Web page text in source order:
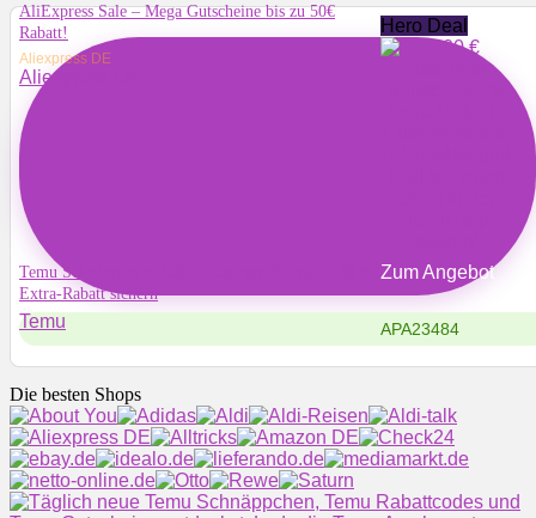
AliExpress Sale – Mega Gutscheine bis zu 50€
Rabatt!
Aliexpress DE
Aliexpress DE
Hero Deal
Temu Schnäppchen: 100€ Gutschein-Bündel + 30 %
Extra-Rabatt sichern
Temu
Zum Angebot
APA23484
Die besten Shops